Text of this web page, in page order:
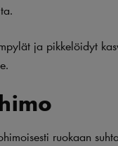
ja pikkelöidyt
ruokaan